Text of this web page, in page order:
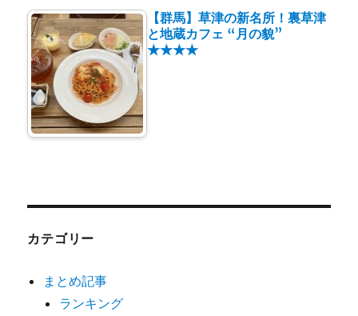
【群馬】草津の新名所！裏草津
と地蔵カフェ “月の貌”
★★★★
カテゴリー
まとめ記事
ランキング